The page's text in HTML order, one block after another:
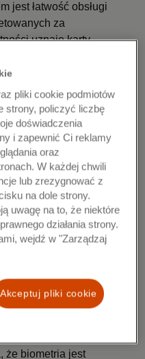
jest łatwość obsługi
za
uznaje karty
transakcji.
i
wygodę, jaką może
na dziesięciu Polaków
przy jej użyciu. Ponad
twierdzi, że w
dotychczas korzystało
zakupów – to
krajów w
wynika, że biometria
i bezpieczniejszą
że biometria jest
pliki cookie podmiotów
strony, policzyć liczbę
doświadczenia
i zapewnić Ci reklamy
oraz
W każdej chwili
lub zrezygnować z
na dole strony.
uwagę na to, że niektóre
działania strony.
wejdź w "Zarządzaj
Akceptuj pliki cookie